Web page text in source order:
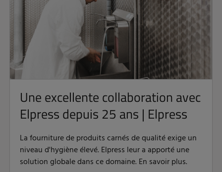
Une excellente collaboration avec
Elpress depuis 25 ans | Elpress
La fourniture de produits carnés de qualité exige un
niveau d'hygiène élevé. Elpress leur a apporté une
solution globale dans ce domaine. En savoir plus.